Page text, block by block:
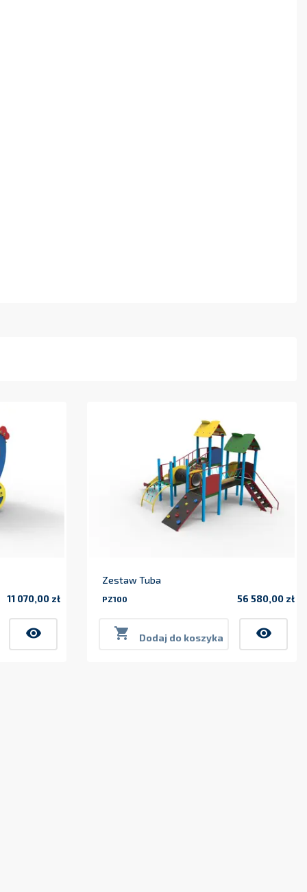
11 070,00 zł
visibility
Zestaw Tuba
PZ100 56 580,00 zł
 Dodaj do koszyka visibility